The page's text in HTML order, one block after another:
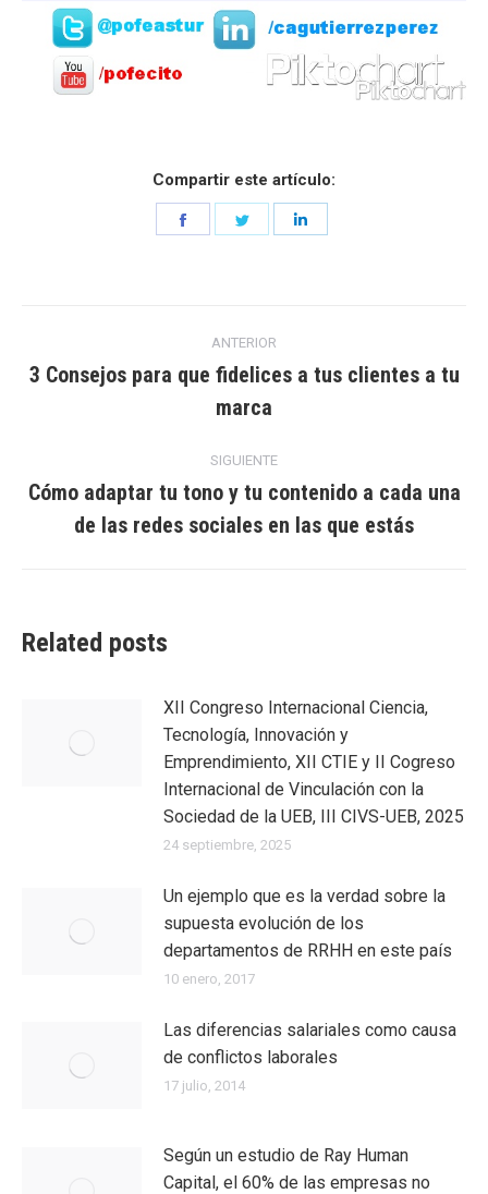
Compartir este artículo:
Share
entre
ANTERIOR
anterior:
3 Consejos para que fidelices a tus clientes a tu
marca
SIGUIENTE
siguiente:
Cómo adaptar tu tono y tu contenido a cada una
de las redes sociales en las que estás
Related posts
XII Congreso Internacional Ciencia,
Tecnología, Innovación y
Emprendimiento, XII CTIE y II Cogreso
Internacional de Vinculación con la
Sociedad de la UEB, III CIVS-UEB, 2025
24 septiembre, 2025
Un ejemplo que es la verdad sobre la
supuesta evolución de los
departamentos de RRHH en este país
10 enero, 2017
Las diferencias salariales como causa
de conflictos laborales
17 julio, 2014
Según un estudio de Ray Human
Capital, el 60% de las empresas no